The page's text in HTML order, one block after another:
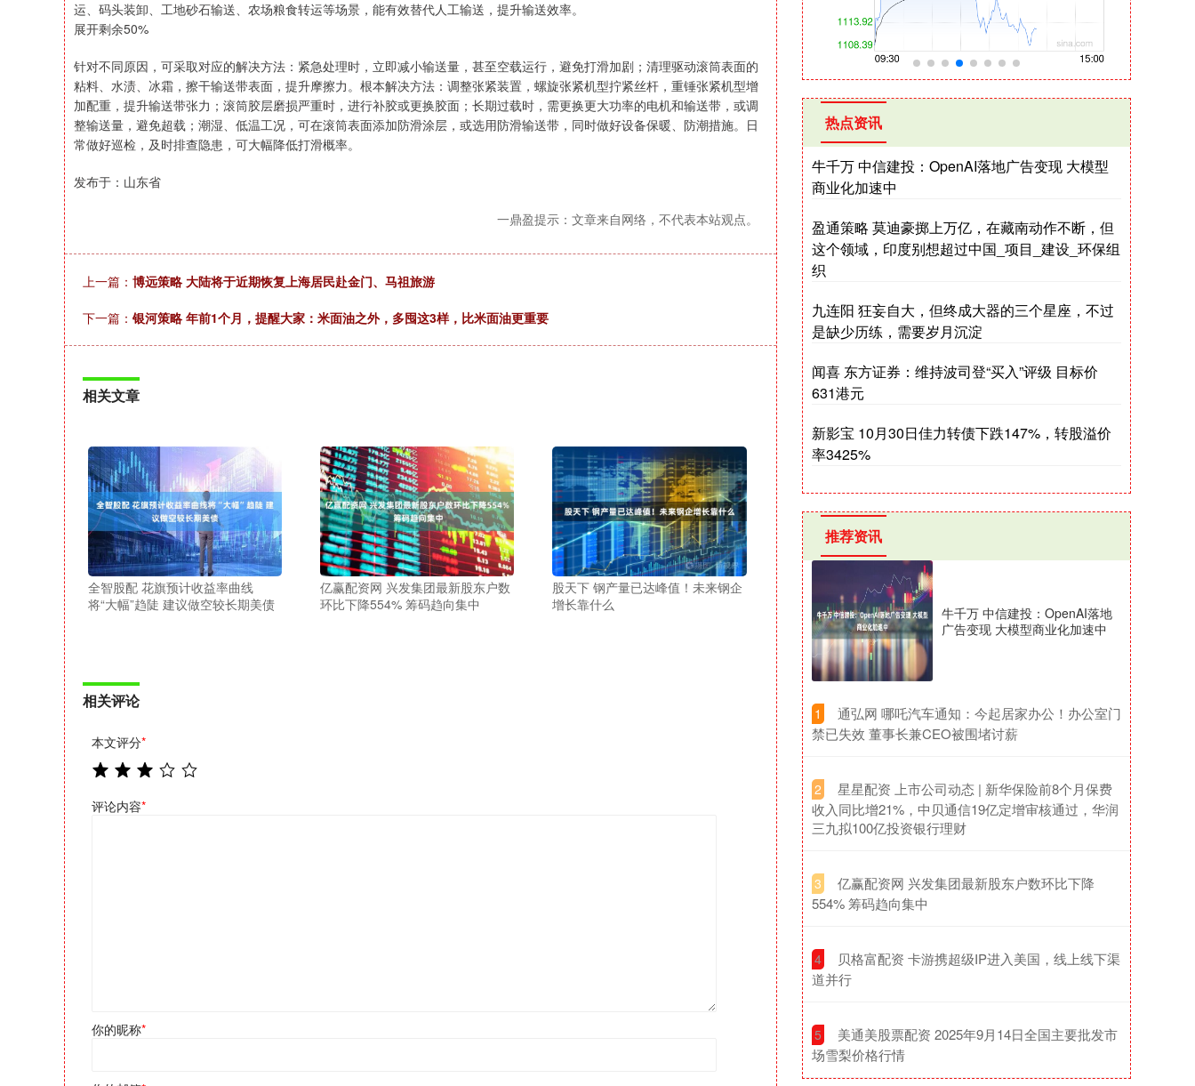
运、码头装卸、工地砂石输送、农场粮食转运等场景，能有效替代人工输送，提升输送效率。
展开剩余50%
针对不同原因，可采取对应的解决方法：紧急处理时，立即减小输送量，甚至空载运行，避免打滑加剧；清理驱动滚筒表面的
粘料、水渍、冰霜，擦干输送带表面，提升摩擦力。根本解决方法：调整张紧装置，螺旋张紧机型拧紧丝杆，重锤张紧机型增
加配重，提升输送带张力；滚筒胶层磨损严重时，进行补胶或更换胶面；长期过载时，需更换更大功率的电机和输送带，或调
整输送量，避免超载；潮湿、低温工况，可在滚筒表面添加防滑涂层，或选用防滑输送带，同时做好设备保暖、防潮措施。日
常做好巡检，及时排查隐患，可大幅降低打滑概率。
发布于：山东省
一鼎盈提示：文章来自网络，不代表本站观点。
上一篇： 博远策略 大陆将于近期恢复上海居民赴金门、马祖旅游
下一篇： 银河策略 年前1个月，提醒大家：米面油之外，多囤这3样，比米面油更重要
相关文章
全智股配 花旗预计收益率曲线
将“大幅”趋陡 建议做空较长期美债
亿赢配资网 兴发集团最新股东户数
环比下降554% 筹码趋向集中
股天下 钢产量已达峰值！未来钢企
增长靠什么
相关评论
本文评分*
评论内容*
你的昵称*
热点资讯
牛千万 中信建投：OpenAI落地广告变现 大模型
商业化加速中
盈通策略 莫迪豪掷上万亿，在藏南动作不断，但
这个领域，印度别想超过中国_项目_建设_环保组
织
九连阳 狂妄自大，但终成大器的三个星座，不过
是缺少历练，需要岁月沉淀
闻喜 东方证券：维持波司登“买入”评级 目标价
631港元
新影宝 10月30日佳力转债下跌147%，转股溢价
率3425%
推荐资讯
牛千万 中信建投：OpenAI落地
广告变现 大模型商业化加速中
1
​通弘网 哪吒汽车通知：今起居家办公！办公室门
禁已失效 董事长兼CEO被围堵讨薪
2
​星星配资 上市公司动态 | 新华保险前8个月保费
收入同比增21%，中贝通信19亿定增审核通过，华润
三九拟100亿投资银行理财
3
​亿赢配资网 兴发集团最新股东户数环比下降
554% 筹码趋向集中
4
​贝格富配资 卡游携超级IP进入美国，线上线下渠
道并行
5
​美通美股票配资 2025年9月14日全国主要批发市
场雪梨价格行情